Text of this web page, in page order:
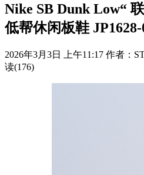
Nike SB Dunk Low“
低帮休闲板鞋 JP1628-
2026年3月3日 上午11:17 作者：
读(176)